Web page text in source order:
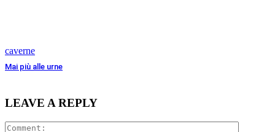
caverne
Mai più alle urne
LEAVE A REPLY